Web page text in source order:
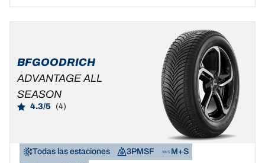
BFGOODRICH
ADVANTAGE ALL
SEASON
4.3/5 (4)
Todas las estaciones 3PMSF
M+S